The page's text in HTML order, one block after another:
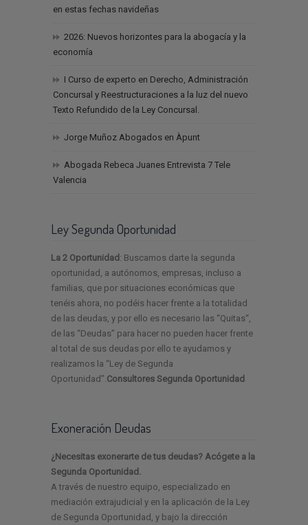
en estas fechas navideñas
2026: Nuevos horizontes para la abogacía y la
economía
I Curso de experto en Derecho, Administración
Concursal y Reestructuraciones a la luz del nuevo
Texto Refundido de la Ley Concursal.
Jorge Muñoz Abogados en Àpunt
Abogada Rebeca Juanes Entrevista 7 Tele
Valencia
Ley Segunda Oportunidad
La 2 Oportunidad : Buscamos darte la segunda
oportunidad, a autónomos, empresas, incluso a
familias, que por situaciones económicas que
tenéis ahora, no podéis hacer frente a la totalidad
de las deudas, y por ello es necesario las “Quitas“,
de las “Deudas” para hacer no pueden hacer frente
al total de sus deudas por ello te ayudamos y
realizamos la “Ley de Segunda
Oportunidad”. Consultores Segunda Oportunidad
Exoneración Deudas
¿Necesitas exonerarte de tus deudas? Acógete a la
Segunda Oportunidad.
A través de nuestro equipo, especializado en
mediación extrajudicial y en la aplicación de la Ley
de Segunda Oportunidad, y bajo la dirección